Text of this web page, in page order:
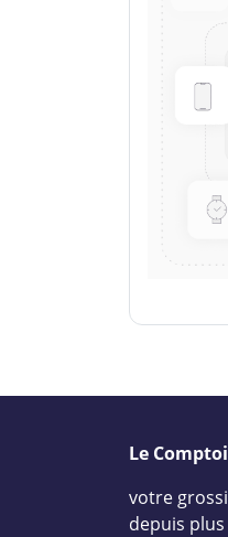
Le
votre
depuis plus